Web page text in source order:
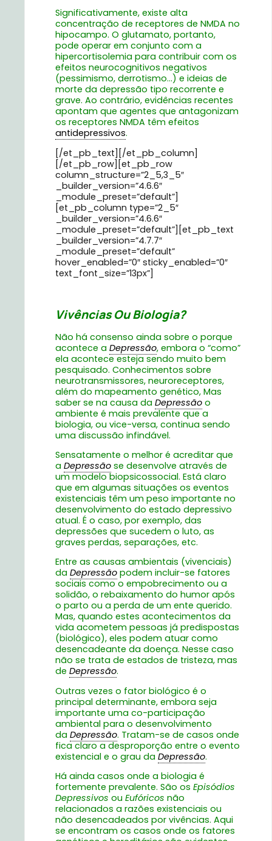
Significativamente, existe alta
concentração de receptores de NMDA no
hipocampo. O glutamato, portanto,
pode operar em conjunto com a
hipercortisolemia para contribuir com os
efeitos neurocognitivos negativos
(pessimismo, derrotismo…) e ideias de
morte da depressão tipo recorrente e
grave. Ao contrário, evidências recentes
apontam que agentes que antagonizam
os receptores NMDA têm efeitos
antidepressivos.
[/et_pb_text][/et_pb_column]
[/et_pb_row][et_pb_row
column_structure=”2_5,3_5″
_builder_version=”4.6.6″
_module_preset=”default”]
[et_pb_column type=”2_5″
_builder_version=”4.6.6″
_module_preset=”default”][et_pb_text
_builder_version=”4.7.7″
_module_preset=”default”
hover_enabled=”0″ sticky_enabled=”0″
text_font_size=”13px”]
Vivências Ou Biologia?
Não há consenso ainda sobre o porque
acontece a Depressão, embora o “como”
ela acontece esteja sendo muito bem
pesquisado. Conhecimentos sobre
neurotransmissores, neuroreceptores,
além do mapeamento genético, Mas
saber se na causa da Depressão o
ambiente é mais prevalente que a
biologia, ou vice-versa, continua sendo
uma discussão infindável.
Sensatamente o melhor é acreditar que
a Depressão se desenvolve através de
um modelo biopsicossocial. Está claro
que em algumas situações os eventos
existenciais têm um peso importante no
desenvolvimento do estado depressivo
atual. É o caso, por exemplo, das
depressões que sucedem o luto, as
graves perdas, separações, etc.
Entre as causas ambientais (vivenciais)
da Depressão podem incluir-se fatores
sociais como o empobrecimento ou a
solidão, o rebaixamento do humor após
o parto ou a perda de um ente querido.
Mas, quando estes acontecimentos da
vida acometem pessoas já predispostas
(biológico), eles podem atuar como
desencadeante da doença. Nesse caso
não se trata de estados de tristeza, mas
de Depressão.
Outras vezes o fator biológico é o
principal determinante, embora seja
importante uma co-participação
ambiental para o desenvolvimento
da Depressão. Tratam-se de casos onde
fica claro a desproporção entre o evento
existencial e o grau da Depressão.
Há ainda casos onde a biologia é
fortemente prevalente. São os Episódios
Depressivos ou Eufóricos não
relacionados a razões existenciais ou
não desencadeados por vivências. Aqui
se encontram os casos onde os fatores